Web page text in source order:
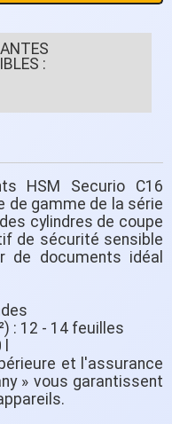
:
HSM Securio C16
de gamme de la série
cylindres de coupe
de sécurité sensible
de documents idéal
: 12 - 14 feuilles
et l'assurance
» vous garantissent